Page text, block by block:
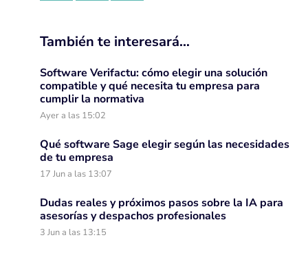
También te interesará…
Software Verifactu: cómo elegir una solución
compatible y qué necesita tu empresa para
cumplir la normativa
Ayer a las 15:02
Qué software Sage elegir según las necesidades
de tu empresa
17 Jun a las 13:07
Dudas reales y próximos pasos sobre la IA para
asesorías y despachos profesionales
3 Jun a las 13:15